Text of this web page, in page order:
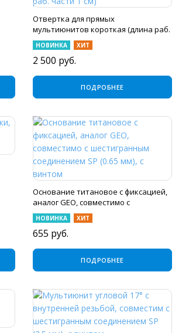
Отвертка для прямых
мультиюнитов короткая (длина раб.
части 1 см)
НОВИНКА ХИТ
2 500 руб.
ПОДРОБНЕЕ
Основание титановое с фиксацией,
аналог GEO, совместимо с
шестигранным соединением SP (0.65
мм), с винтом
НОВИНКА ХИТ
655 руб.
ПОДРОБНЕЕ